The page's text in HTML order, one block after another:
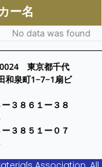
ー名
No data was found
東京都千代
和泉町1−7−1扇ビ
ー３８６１ー３８
ー３８５１ー０７